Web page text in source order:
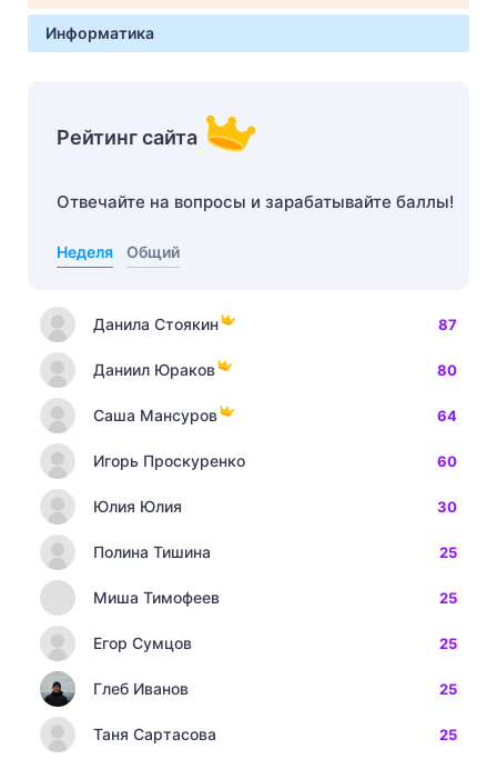
Информатика
Рейтинг сайта
Отвечайте на вопросы и зарабатывайте баллы!
Неделя Общий
Данила Стоякин 87
Даниил Юраков 80
Саша Мансуров 64
Игорь Проскуренко 60
Юлия Юлия 30
Полина Тишина 25
Миша Тимофеев 25
Егор Сумцов 25
Глеб Иванов 25
Таня Сартасова 25